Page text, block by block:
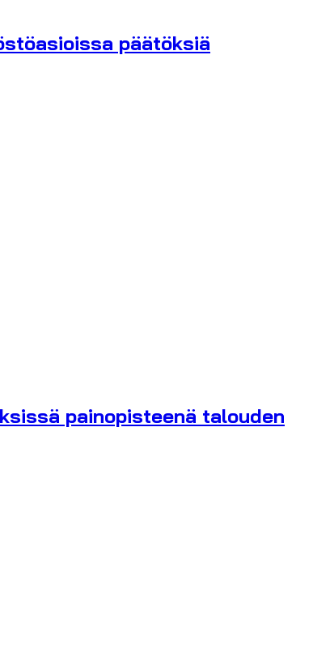
päätöksiä
painopisteenä talouden